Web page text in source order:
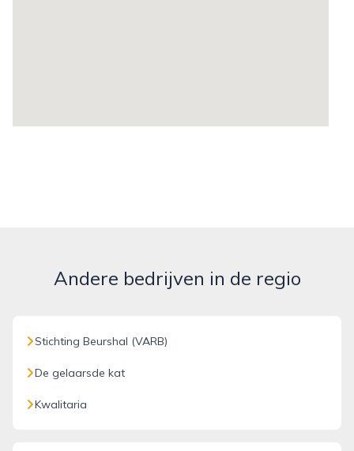
Andere bedrijven in de regio
Stichting Beurshal (VARB)
De gelaarsde kat
Kwalitaria